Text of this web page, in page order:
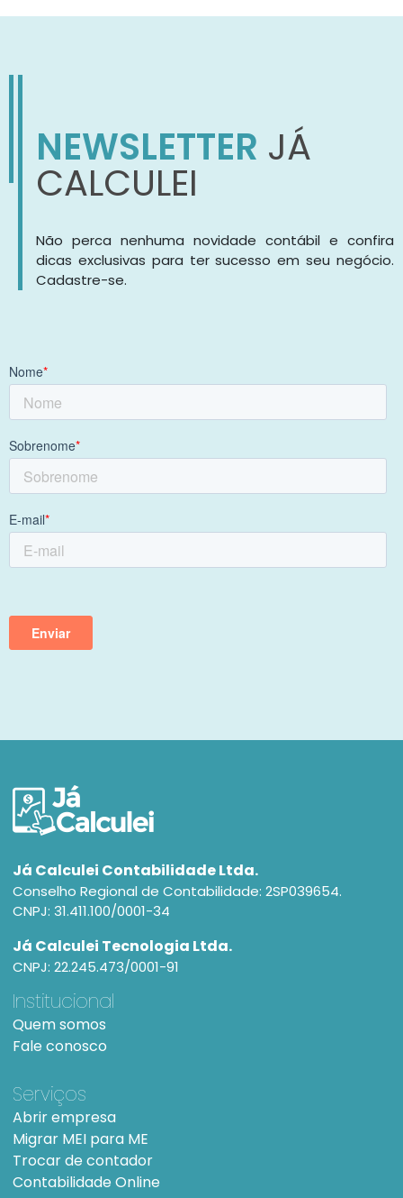
NEWSLETTER JÁ
CALCULEI
Não perca nenhuma novidade contábil e confira
dicas exclusivas para ter sucesso em seu negócio.
Cadastre-se.
Já Calculei Contabilidade Ltda.
Conselho Regional de Contabilidade: 2SP039654.
CNPJ: 31.411.100/0001-34
Já Calculei Tecnologia Ltda.
CNPJ: 22.245.473/0001-91
Institucional
Quem somos
Fale conosco
Serviços
Abrir empresa
Migrar MEI para ME
Trocar de contador
Contabilidade Online